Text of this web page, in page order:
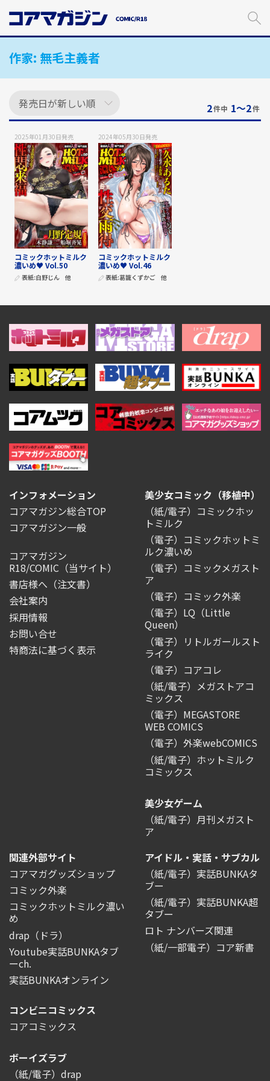
ン
作家: 無毛主義者
2件中 1〜2件
2025年01月30日発売
コミックホットミルク
濃いめ♥ Vol.50
表紙:白野じん 他
2024年05月30日発売
コミックホットミルク
濃いめ♥ Vol.46
表紙:葛籠くずかご 他
インフォメーション
コアマガジン総合TOP
コアマガジン一般
コアマガジン
R18/COMIC （当サイト）
書店様へ（注文書）
会社案内
採用情報
お問い合せ
特商法に基づく表示
美少女コミック（移植中）
（紙/電子）コミックホッ
トミルク
（電子）コミックホットミ
ルク濃いめ
（電子）コミックメガスト
ア
（電子）コミック外楽
（電子）LQ（Little
Queen）
（電子）リトルガールスト
ライク
（電子）コアコレ
（紙/電子）メガストアコ
ミックス
（電子）MEGASTORE
WEB COMICS
（電子）外楽webCOMICS
（紙/電子）ホットミルク
コミックス
美少女ゲーム
（紙/電子）月刊メガスト
ア
関連外部サイト
コアマガグッズショップ
コミック外楽
コミックホットミルク濃い
め
drap（ドラ）
Youtube実話BUNKAタブ
ーch.
実話BUNKAオンライン
アイドル・実話・サブカル
（紙/電子）実話BUNKAタ
ブー
（紙/電子）実話BUNKA超
タブー
ロト ナンバーズ関連
（紙/一部電子）コア新書
コンビニコミックス
コアコミックス
ボーイズラブ
（紙/電子）drap